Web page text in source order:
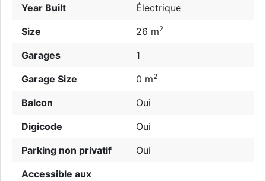
Year Built
Électrique
Size
26 m2
Garages
1
Garage Size
0 m2
Balcon
Oui
Digicode
Oui
Parking non privatif
Oui
Accessible aux